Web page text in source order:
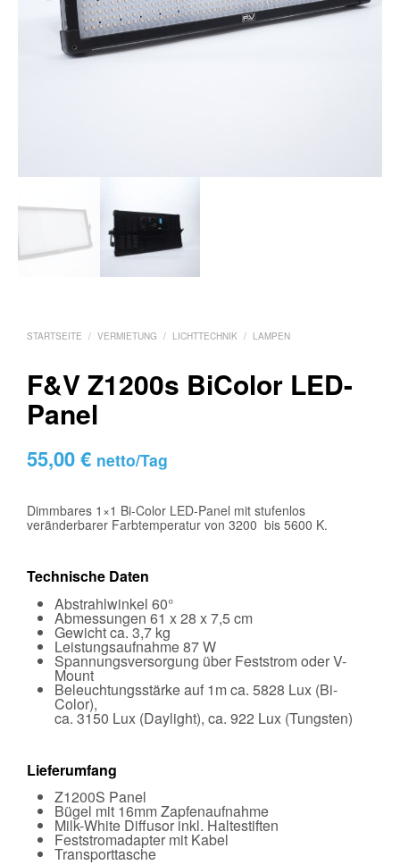
STARTSEITE / VERMIETUNG / LICHTTECHNIK / LAMPEN
F&V Z1200s BiColor LED-
Panel
55,00€ netto/Tag
Dimmbares 1×1 Bi-Color LED-Panel mit stufenlos
veränderbarer Farbtemperatur von 3200 bis 5600 K.
Technische Daten
Abstrahlwinkel 60°
Abmessungen 61 x 28 x 7,5 cm
Gewicht ca. 3,7 kg
Leistungsaufnahme 87 W
Spannungsversorgung über Feststrom oder V-
Mount
Beleuchtungsstärke auf 1m ca. 5828 Lux (Bi-
Color),
ca. 3150 Lux (Daylight), ca. 922 Lux (Tungsten)
Lieferumfang
Z1200S Panel
Bügel mit 16mm Zapfenaufnahme
Milk-White Diffusor inkl. Haltestiften
Feststromadapter mit Kabel
Transporttasche